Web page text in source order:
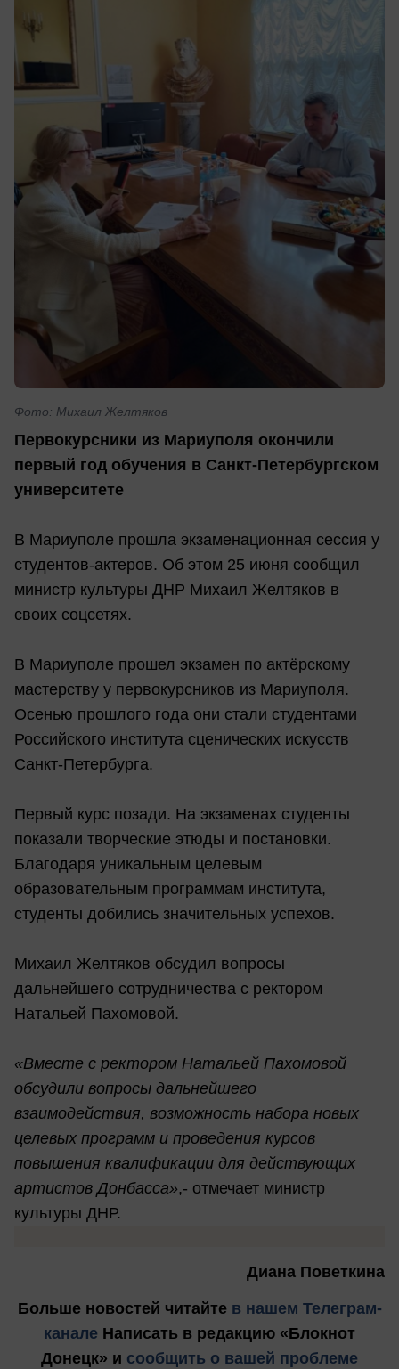
Фото: Михаил Желтяков
Первокурсники из Мариуполя окончили
первый год обучения в Санкт-Петербургском
университете
В Мариуполе прошла экзаменационная сессия у
студентов-актеров. Об этом 25 июня сообщил
министр культуры ДНР Михаил Желтяков в
своих соцсетях.
В Мариуполе прошел экзамен по актёрскому
мастерству у первокурсников из Мариуполя.
Осенью прошлого года они стали студентами
Российского института сценических искусств
Санкт-Петербурга.
Первый курс позади. На экзаменах студенты
показали творческие этюды и постановки.
Благодаря уникальным целевым
образовательным программам института,
студенты добились значительных успехов.
Михаил Желтяков обсудил вопросы
дальнейшего сотрудничества с ректором
Натальей Пахомовой.
«Вместе с ректором Натальей Пахомовой
обсудили вопросы дальнейшего
взаимодействия, возможность набора новых
целевых программ и проведения курсов
повышения квалификации для действующих
артистов Донбасса»,- отмечает министр
культуры ДНР.
Диана Поветкина
Больше новостей читайте в нашем Телеграм-
канале Написать в редакцию «Блокнот
Донецк» и сообщить о вашей проблеме